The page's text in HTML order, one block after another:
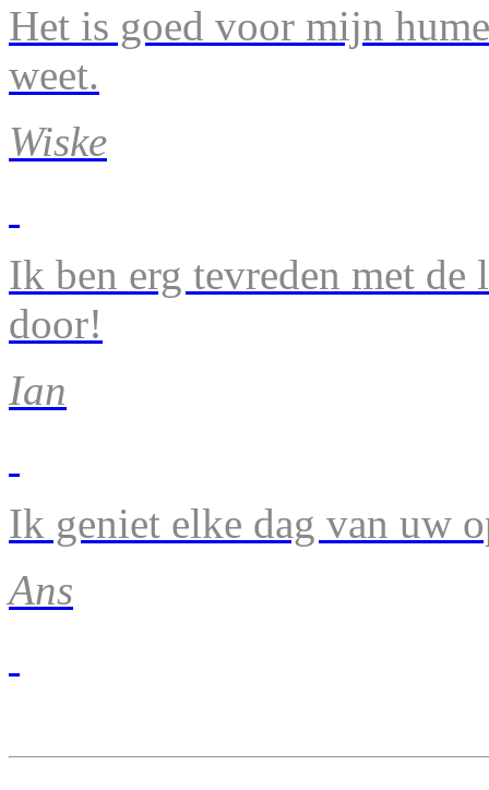
Het is goed voor mijn
weet.
Wiske
Ik ben erg tevreden met de
door!
Ian
Ik geniet elke dag van uw
Ans